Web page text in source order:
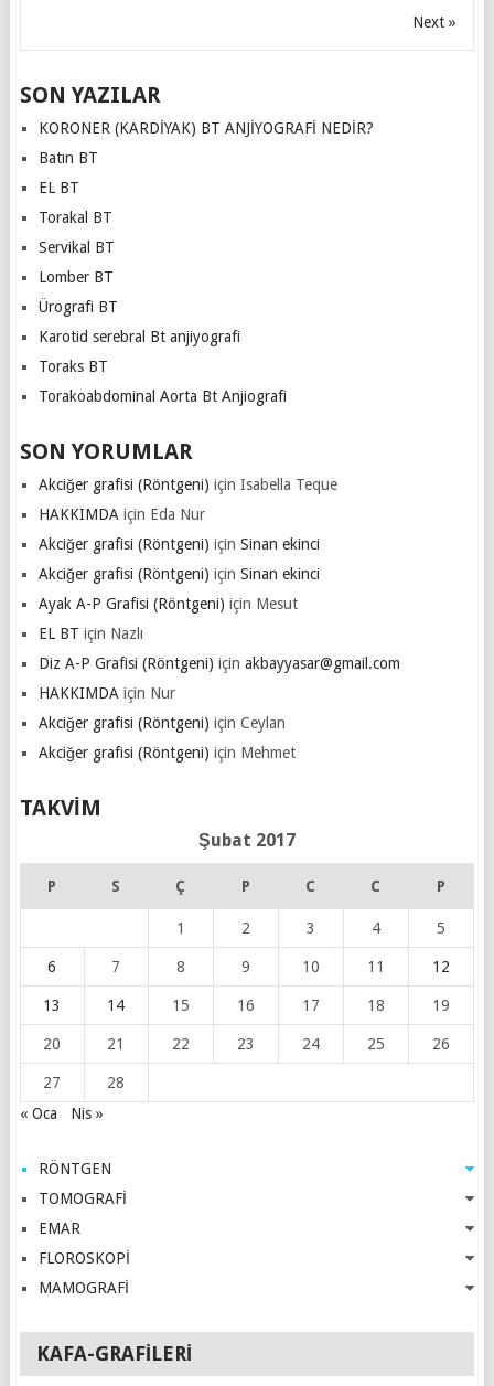
Next »
SON YAZILAR
KORONER (KARDİYAK) BT ANJİYOGRAFİ NEDİR?
Batın BT
EL BT
Torakal BT
Servikal BT
Lomber BT
Ürografi BT
Karotid serebral Bt anjiyografi
Toraks BT
Torakoabdominal Aorta Bt Anjiografi
SON YORUMLAR
Akciğer grafisi (Röntgeni) için Isabella Teque
HAKKIMDA için Eda Nur
Akciğer grafisi (Röntgeni) için Sinan ekinci
Akciğer grafisi (Röntgeni) için Sinan ekinci
Ayak A-P Grafisi (Röntgeni) için Mesut
EL BT için Nazlı
Diz A-P Grafisi (Röntgeni) için akbayyasar@gmail.com
HAKKIMDA için Nur
Akciğer grafisi (Röntgeni) için Ceylan
Akciğer grafisi (Röntgeni) için Mehmet
TAKVIM
Şubat 2017
P S Ç P C C P
1 2 3 4 5
6 7 8 9 10 11 12
13 14 15 16 17 18 19
20 21 22 23 24 25 26
27
28
« Oca
Nis »
RÖNTGEN
TOMOGRAFİ
EMAR
FLOROSKOPİ
MAMOGRAFİ
KAFA-GRAFILERI